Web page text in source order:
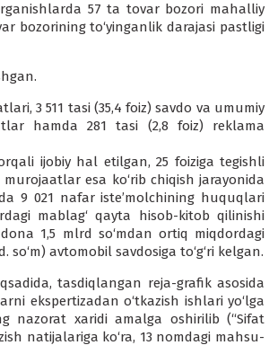
57 ta tovar bozori mahalliy
bozo­rining to‘yinganlik darajasi pastligi
3 511 tasi (35,4 foiz) savdo va umumiy
hamda 281 tasi (2,8 foiz) reklama
ijobiy hal etilgan, 25 foiziga tegishli
esa ko‘rib chiqish jarayonida
9 021 nafar iste’molchining huquqlari
mablag‘ qayta hisob-kitob qilini­shi
1,5 mlrd so‘mdan ortiq miqdordagi
avtomobil savdosiga to‘g‘ri kelgan.
tasdiqlangan reja-grafik asosida
ekspertizadan o‘tkazish ishlari yo‘lga
nazorat xaridi amalga oshirilib (“Sifat
natijalariga ko‘ra, 13 nomdagi mahsu­